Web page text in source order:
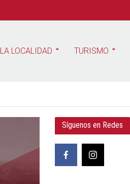
LA LOCALIDAD TURISMO
Síguenos en Redes